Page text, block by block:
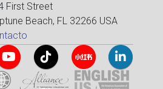
First Street
Beach, FL 32266 USA